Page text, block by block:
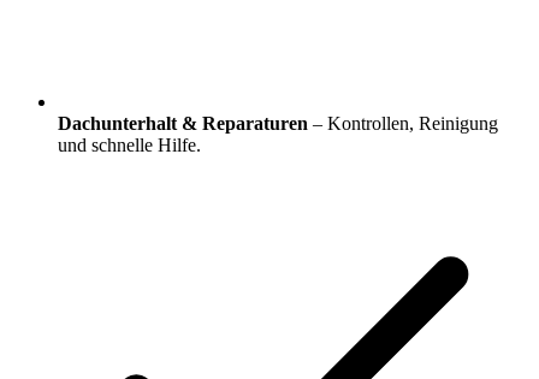
Dachunterhalt & Reparaturen – Kontrollen, Reinigung
und schnelle Hilfe.